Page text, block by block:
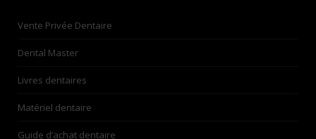
Vente Privée Dentaire
Dental Master
Livres dentaires
Matériel dentaire
Guide d’achat dentaire